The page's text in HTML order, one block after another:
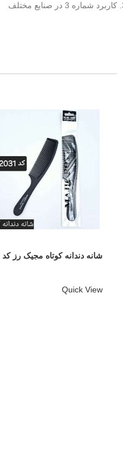
کاربرد شماره 3 در صنایع مختلف
شانه دندانه کوتاه مجیک رز کد 2031
Quick View